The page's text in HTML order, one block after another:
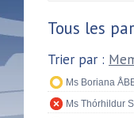
Tous les
Trier par :
Ms Boriana
Ms Thórhildur